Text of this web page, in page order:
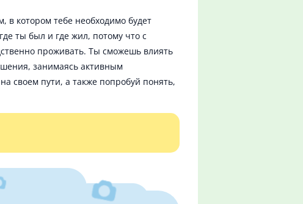
в котором тебе необходимо будет
ты был и где жил, потому что с
проживать. Ты сможешь влиять
занимаясь активным
своем пути, а также попробуй понять,